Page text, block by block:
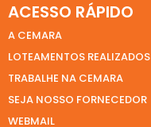
ACESSO RÁPIDO
A CEMARA
LOTEAMENTOS REALIZADOS
TRABALHE NA CEMARA
SEJA NOSSO FORNECEDOR
WEBMAIL